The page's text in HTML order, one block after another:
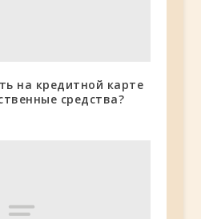
на кредитной карте
средства?